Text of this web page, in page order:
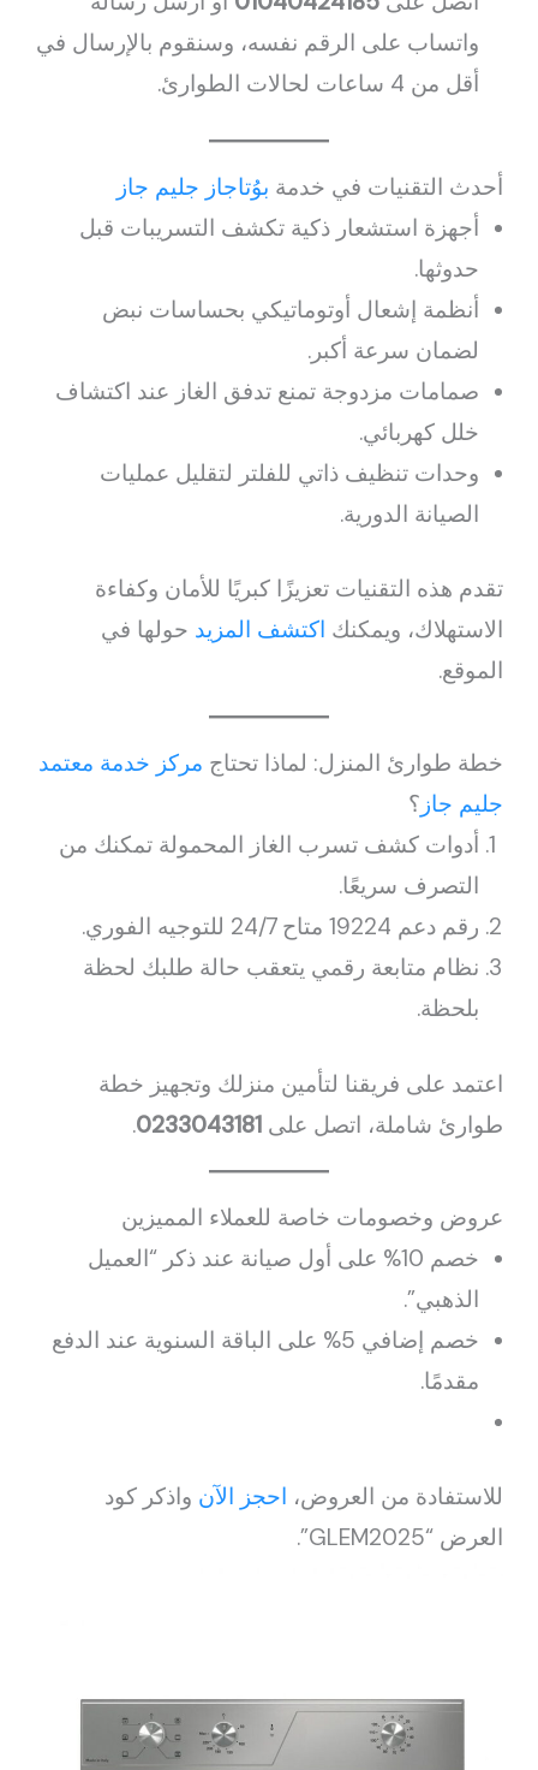
واتساب على الرقم نفسه، وسنقوم بالإرسال في
أقل من 4 ساعات لحالات الطوارئ.
أحدث التقنيات في خدمة بوُتاجاز جليم جاز
أجهزة استشعار ذكية تكشف التسريبات قبل
حدوثها.
أنظمة إشعال أوتوماتيكي بحساسات نبض
لضمان سرعة أكبر.
صمامات مزدوجة تمنع تدفق الغاز عند اكتشاف
خلل كهربائي.
وحدات تنظيف ذاتي للفلتر لتقليل عمليات
الصيانة الدورية.
تقدم هذه التقنيات تعزيزًا كبريًا للأمان وكفاءة
الاستهلاك، ويمكنك اكتشف المزيد حولها في
الموقع.
خطة طوارئ المنزل: لماذا تحتاج مركز خدمة معتمد
جليم جاز ؟
أدوات كشف تسرب الغاز المحمولة تمكنك من
التصرف سريعًا.
رقم دعم 19224 متاح 24/7 للتوجيه الفوري.
نظام متابعة رقمي يتعقب حالة طلبك لحظة
بلحظة.
اعتمد على فريقنا لتأمين منزلك وتجهيز خطة
طوارئ شاملة، اتصل على0233043181
.
عروض وخصومات خاصة للعملاء المميزين
خصم 10% على أول صيانة عند ذكر “العميل
الذهبي”.
خصم إضافي 5% على الباقة السنوية عند الدفع
مقدمًا.
للاستفادة من العروض، احجز الآن واذكر كود
العرض “GLEM2025”.